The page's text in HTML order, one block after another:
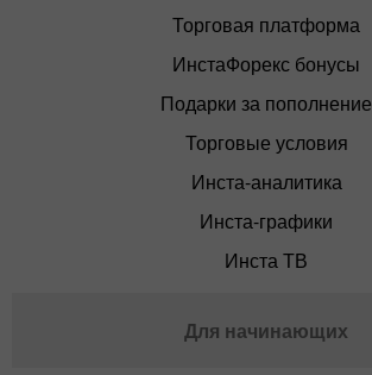
Торговая платформа
ИнстаФорекс бонусы
Подарки за пополнение
Торговые условия
Инста-аналитика
Инста-графики
Инста ТВ
Для начинающих